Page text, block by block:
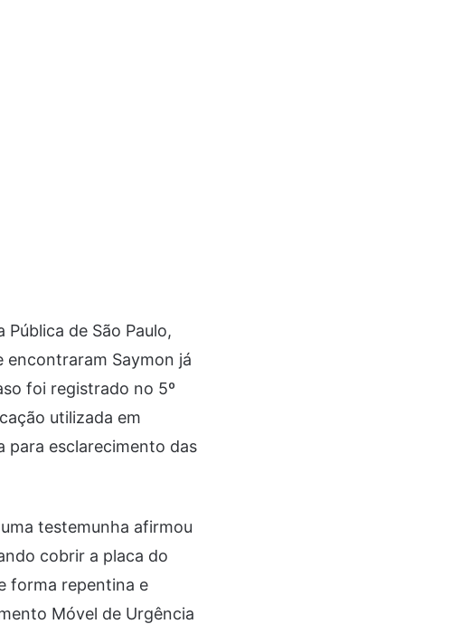
de São Paulo,
encontraram Saymon já
foi registrado no 5º
utilizada em
para esclarecimento das
testemunha afirmou
cobrir a placa do
forma repentina e
Móvel de Urgência